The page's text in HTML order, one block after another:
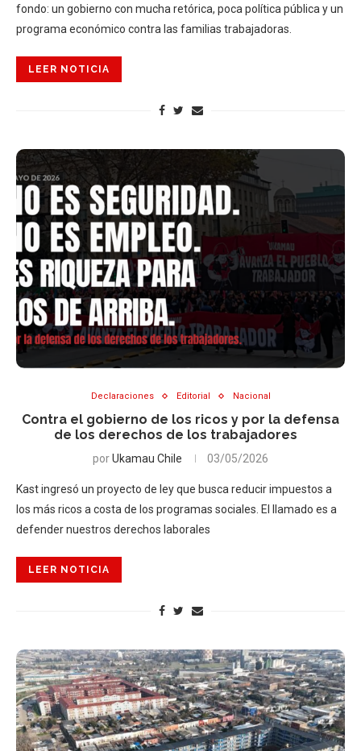
fondo: un gobierno con mucha retórica, poca política pública y un
programa económico contra las familias trabajadoras.
LEER NOTICIA
Declaraciones Editorial Nacional
Contra el gobierno de los ricos y por la defensa
de los derechos de los trabajadores
porUkamau Chile 03/05/2026
Kast ingresó un proyecto de ley que busca reducir impuestos a
los más ricos a costa de los programas sociales. El llamado es a
defender nuestros derechos laborales
LEER NOTICIA